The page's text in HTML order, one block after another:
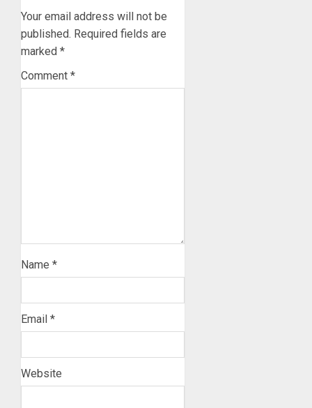
Your email address will not be
published. Required fields are
marked *
Comment *
Name *
Email *
Website